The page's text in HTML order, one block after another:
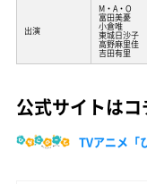
出演
M・A・O
富田美憂
小倉唯
東城日沙子
高野麻里佳
吉田有里
公式サイトは
TVアニメ「